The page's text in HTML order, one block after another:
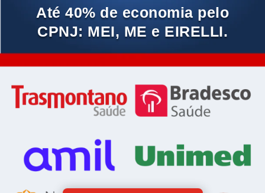
Até 40% de economia pelo
CPNJ: MEI, ME e EIRELLI.